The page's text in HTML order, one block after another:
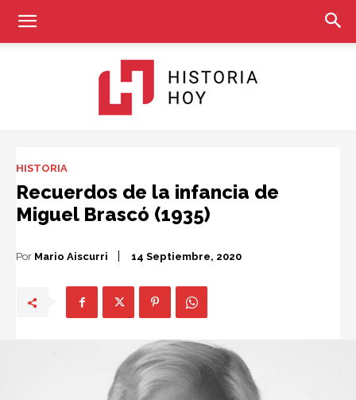
Hoy
HISTORIA
Recuerdos de la infancia de
Miguel Brascó (1935)
Por Mario Aiscurri 14 Septiembre, 2020